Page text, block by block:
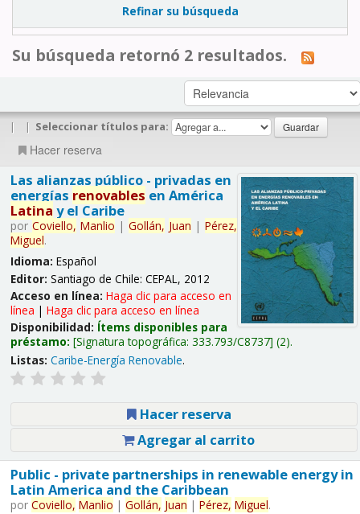
Refinar su búsqueda
Su búsqueda retornó 2 resultados.
| | Seleccionar títulos para:
Hacer reserva
Las alianzas público - privadas en
energías renovables en América
Latina y el Caribe
por Coviello, Manlio | Gollán, Juan | Pérez,
Miguel.
Idioma: Español
Editor: Santiago de Chile: CEPAL, 2012
Acceso en línea: Haga clic para acceso en
línea | Haga clic para acceso en línea
Disponibilidad: Ítems disponibles para
préstamo: Signatura topográfica: 333.793/C8737 (2).
Listas: Caribe-Energía Renovable.
Hacer reserva
Agregar al carrito
Public - private partnerships in renewable energy in
Latin America and the Caribbean
por Coviello, Manlio | Gollán, Juan | Pérez, Miguel.